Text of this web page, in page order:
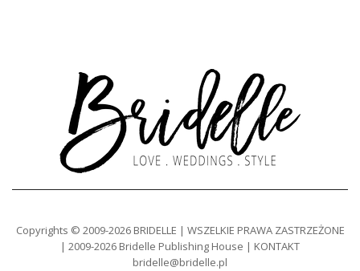
Copyrights © 2009-2026 BRIDELLE | WSZELKIE PRAWA ZASTRZEŻONE
| 2009-2026 Bridelle Publishing House | KONTAKT
bridelle@bridelle.pl